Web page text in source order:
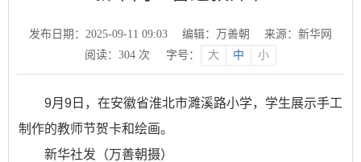
发布日期：2025-09-11 09:03 编辑：万善朝
来源：新华网
阅读： 304 次 字号： 大 中 小
9月9日，在安徽省淮北市濉溪路小学，学生展示手工
制作的教师节贺卡和绘画。
新华社发（万善朝摄）